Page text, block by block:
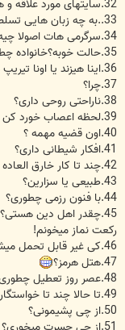
32.سایتهای مورد علاقه و همچنین کانال های مورد علاقه ماهواره ای رو بگو؟
33..به چه زبان هایی تسلط داری و در چه حد؟
34.سرگرمی هات اصولا چیه؟
35.حالت خوبه؟خانواده چطورن؟
36.اینا هیزند یا اونا تیریپ هیزی میزنن!
37.چرا؟
38.ناراحتی روحی داری؟
39.لحظه اعصاب خورد کن شدن پسرها!
40.اون قضیه مهمه ؟
41.افکار شیطانی داری؟
42.چند تا کار خارق العاده که کردی بگو!
43.طبیعی یا سزارین؟
44.با فنون رزمی چطوری؟
رکعت نماز میخونم!
46.کی غیر قابل تحمل میشی؟
47.هتل هرمز؟
48.عصر روز تعطیل چطوری؟I
49.تا حالا چند تا خواستگار داشتی؟شمردی؟
50.از چی پشیمونی؟